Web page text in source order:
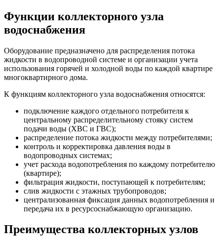
Функции коллекторного узла
водоснабжения
Оборудование предназначено для распределения потока
жидкости в водопроводной системе и организации учета
использования горячей и холодной воды по каждой квартире
многоквартирного дома.
К функциям коллекторного узла водоснабжения относятся:
подключение каждого отдельного потребителя к
центральному распределительному стояку систем
подачи воды (ХВС и ГВС);
распределение потока жидкости между потребителями;
контроль и корректировка давления воды в
водопроводных системах;
учет расхода водопотребления по каждому потребителю
(квартире);
фильтрация жидкости, поступающей к потребителям;
слив жидкости с этажных трубопроводов;
централизованная фиксация данных водопотребления и
передача их в ресурсоснабжающую организацию.
Преимущества коллекторных узлов